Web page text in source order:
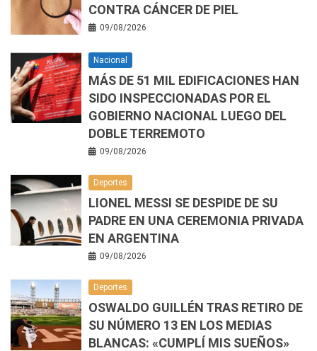
CONTRA CÁNCER DE PIEL
09/08/2026
Nacional
MÁS DE 51 MIL EDIFICACIONES HAN
SIDO INSPECCIONADAS POR EL
GOBIERNO NACIONAL LUEGO DEL
DOBLE TERREMOTO
09/08/2026
Deportes
LIONEL MESSI SE DESPIDE DE SU
PADRE EN UNA CEREMONIA PRIVADA
EN ARGENTINA
09/08/2026
Deportes
OSWALDO GUILLÉN TRAS RETIRO DE
SU NÚMERO 13 EN LOS MEDIAS
BLANCAS: «CUMPLÍ MIS SUEÑOS»